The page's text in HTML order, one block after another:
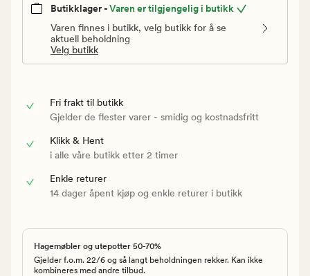
Butikklager -Varen er tilgjengelig i butikk
Varen finnes i butikk, velg butikk for å se
aktuell beholdning
Velg butikk
Fri frakt til butikk
Gjelder de flester varer - smidig og kostnadsfritt
Klikk & Hent
i alle våre butikk etter 2 timer
Enkle returer
14 dager åpent kjøp og enkle returer i butikk
Hagemøbler og utepotter 50-70%
Gjelder f.o.m. 22/6 og så langt beholdningen rekker. Kan ikke
kombineres med andre tilbud.